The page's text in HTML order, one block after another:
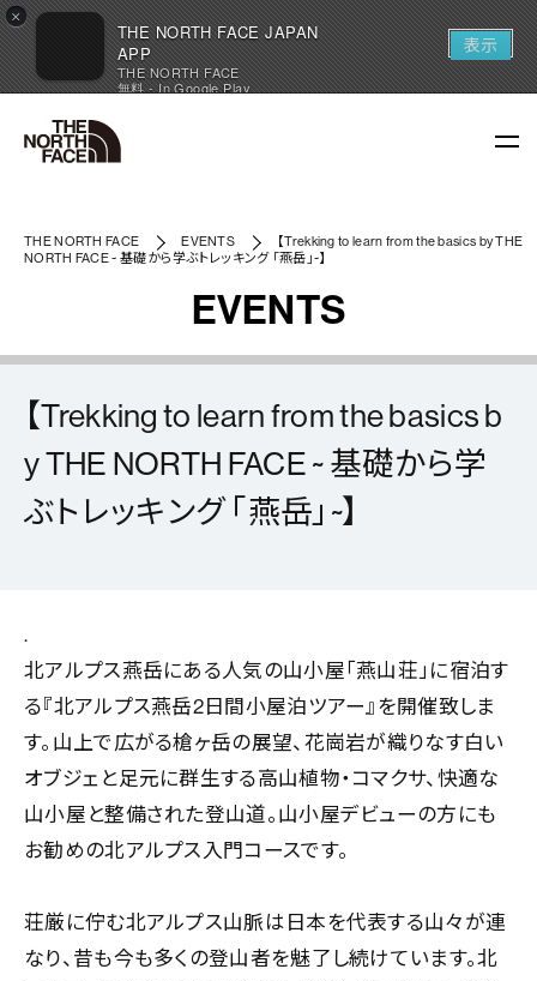
×
THE NORTH FACE JAPAN
APP
THE NORTH FACE
無料 - In Google Play
表示
THE NORTH FACE EVENTS
【Trekking to learn from the basics by THE
NORTH FACE ~ 基礎から学ぶトレッキング 「燕岳」~】
EVENTS
【Trekking to learn from the basics b
y THE NORTH FACE ~ 基礎から学
ぶトレッキング 「燕岳」~】
.
北アルプス燕岳にある人気の山小屋「燕山荘」に宿泊す
る『北アルプス燕岳2日間小屋泊ツアー』を開催致しま
す。山上で広がる槍ヶ岳の展望、花崗岩が織りなす白い
オブジェと足元に群生する高山植物・コマクサ、快適な
山小屋と整備された登山道。山小屋デビューの方にも
お勧めの北アルプス入門コースです。
荘厳に佇む北アルプス山脈は日本を代表する山々が連
なり、昔も今も多くの登山者を魅了し続けています。北